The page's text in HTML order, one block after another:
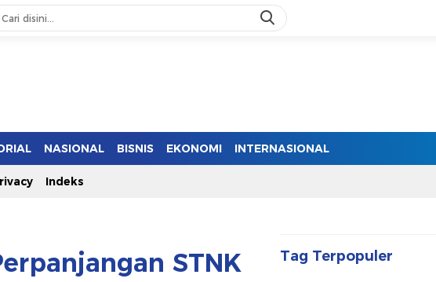
NASIONAL BISNIS EKONOMI INTERNASIONAL
Indeks
STNK
Tag Terpopuler